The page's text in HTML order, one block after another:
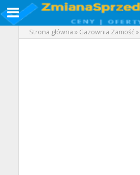
Strona główna » Gazownia Zamość»